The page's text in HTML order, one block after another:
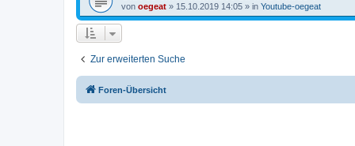
von oegeat » 15.10.2019 14:05 » in Youtube-oegeat
Zur erweiterten Suche
Foren-Übersicht